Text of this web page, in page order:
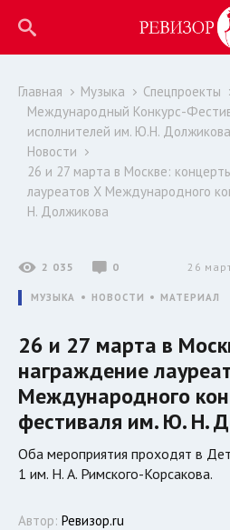
Главная Музыка
Спецпроекты
Международный Конкурс-
исполнителей им. Ю.Н. Должикова
Новости
26 и 27 марта в Москве:
лауреатов Х Международного
Н. Должикова
2 035 0 26
МУЗЫКА НОВОСТИ МАТЕРИАЛ
26 и 27 марта в
награждение
Международного
фестиваля им. Ю. Н.
Оба мероприятия проходят в
1 им. Н. А. Римского-Корсакова.
Автор: Ревизор.ru